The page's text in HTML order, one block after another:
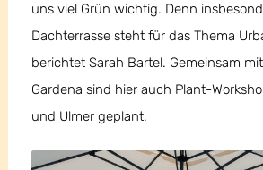
uns viel Grün wichtig. Denn
Dachterrasse steht für das Thema
berichtet Sarah Bartel. Gemeinsam
Gardena sind hier auch Plant-
und Ulmer geplant.